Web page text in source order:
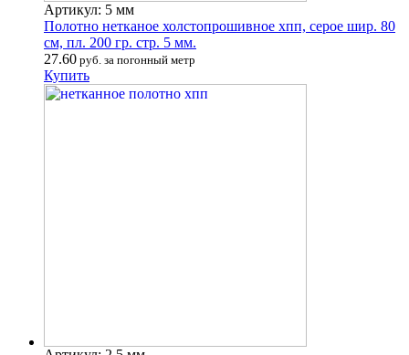
Артикул: 5 мм
Полотно нетканое холстопрошивное хпп, серое шир. 80
см, пл. 200 гр. стр. 5 мм.
27.60 руб. за погонный метр
Купить